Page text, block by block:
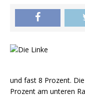
und fast 8 Prozent.
Prozent am unteren